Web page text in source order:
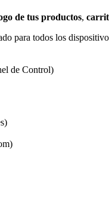
de tus productos,
para todos los
de Control)